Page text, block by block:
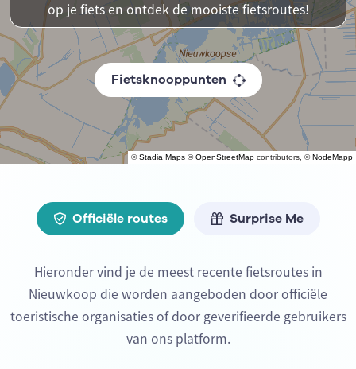
©Stadia Maps ©OpenStreetMap contributors, ©NodeMapp
op je fiets en ontdek de mooiste fietsroutes!
Fietsknooppunten
Officiële routes Surprise Me
Hieronder vind je de meest recente fietsroutes in
Nieuwkoop die worden aangeboden door officiële
toeristische organisaties of door geverifieerde gebruikers
van ons platform.